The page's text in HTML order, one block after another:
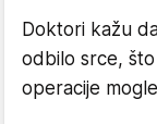
Doktori kažu
odbilo srce,
operacije